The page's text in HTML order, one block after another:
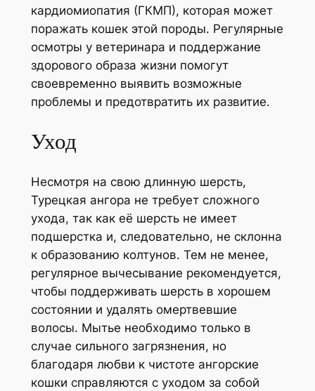
кардиомиопатия (ГКМП), которая может
поражать кошек этой породы. Регулярные
осмотры у ветеринара и поддержание
здорового образа жизни помогут
своевременно выявить возможные
проблемы и предотвратить их развитие.
Уход
Несмотря на свою длинную шерсть,
Турецкая ангора не требует сложного
ухода, так как её шерсть не имеет
подшерстка и, следовательно, не склонна
к образованию колтунов. Тем не менее,
регулярное вычесывание рекомендуется,
чтобы поддерживать шерсть в хорошем
состоянии и удалять омертвевшие
волосы. Мытье необходимо только в
случае сильного загрязнения, но
благодаря любви к чистоте ангорские
кошки справляются с уходом за собой